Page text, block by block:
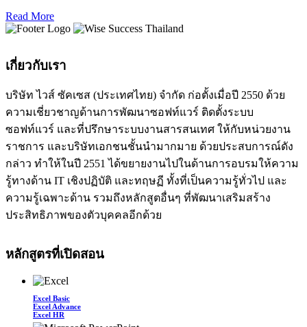
Read More
เกี่ยวกับเรา
บริษัท ไวส์ ซัคเซส (ประเทศไทย) จำกัด ก่อตั้งเมื่อปี 2550 ด้วย
ความเชี่ยวชาญด้านการพัฒนาซอฟท์แวร์ ติดตั้งระบบ
ซอฟท์แวร์ และที่ปรึกษาระบบงานสารสนเทศ ให้กับหน่วยงาน
ราชการ และบริษัทเอกชนชั้นนำมากมาย ด้วยประสบการณ์ดัง
กล่าว ทำให้ในปี 2551 ได้ขยายงานไปในด้านการอบรมให้ความ
รู้ทางด้าน IT เชิงปฏิบัติ และทฤษฏี ทั้งที่เป็นความรู้ทั่วไป และ
ความรู้เฉพาะด้าน รวมถึงหลักสูตอื่นๆ ที่พัฒนาเสริมสร้าง
ประสิทธิภาพของตัวบุคคลอีกด้วย
หลักสูตรที่เปิดสอน
Excel Basic
Excel Advance
Excel HR